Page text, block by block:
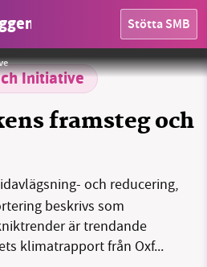
Stötta SMB
Sparade inlägg Tipsa oss
Initiative
framsteg och
och reducering,
beskrivs som
är trendande
klimatrapport från Oxf...
Foto:Albrecht Fietz / Pixabay